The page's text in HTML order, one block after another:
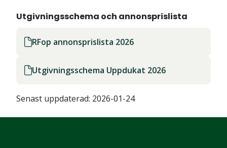
Utgivningsschema och annonsprislista
RFop annonsprislista 2026
Utgivningsschema Uppdukat 2026
Senast uppdaterad: 2026-01-24